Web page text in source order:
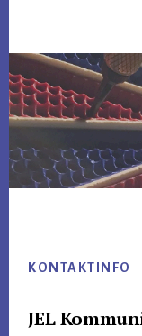
KONTAKTINFO
JEL